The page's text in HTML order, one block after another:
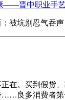
——晋中职业手
被坑别忍气吞
。买到假货、
……良多消费者第